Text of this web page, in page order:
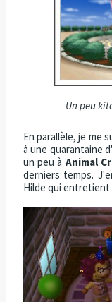
Un peu
En parallèle, je me
à une quarantaine
un peu à Animal
derniers temps.
Hilde qui entretient